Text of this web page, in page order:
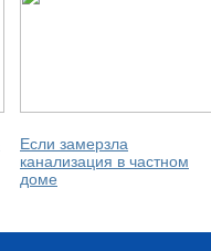
Если замерзла
канализация в частном
доме